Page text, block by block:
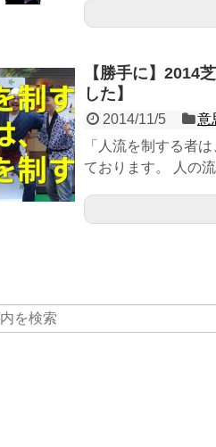
【勝手に】2014
した】
2014/11/5
意
「人流を制する者
ております。 人の